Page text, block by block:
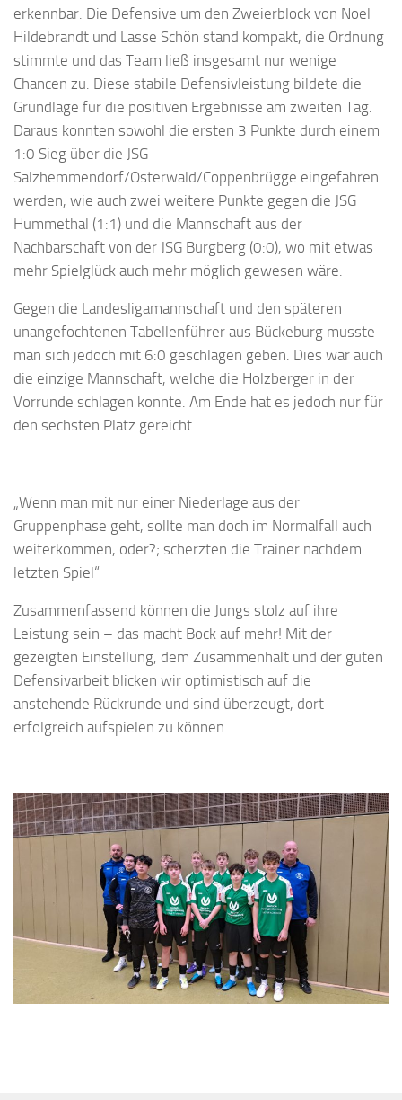
erkennbar. Die Defensive um den Zweierblock von Noel
Hildebrandt und Lasse Schön stand kompakt, die Ordnung
stimmte und das Team ließ insgesamt nur wenige
Chancen zu. Diese stabile Defensivleistung bildete die
Grundlage für die positiven Ergebnisse am zweiten Tag.
Daraus konnten sowohl die ersten 3 Punkte durch einem
1:0 Sieg über die JSG
Salzhemmendorf/Osterwald/Coppenbrügge eingefahren
werden, wie auch zwei weitere Punkte gegen die JSG
Hummethal (1:1) und die Mannschaft aus der
Nachbarschaft von der JSG Burgberg (0:0), wo mit etwas
mehr Spielglück auch mehr möglich gewesen wäre.
Gegen die Landesligamannschaft und den späteren
unangefochtenen Tabellenführer aus Bückeburg musste
man sich jedoch mit 6:0 geschlagen geben. Dies war auch
die einzige Mannschaft, welche die Holzberger in der
Vorrunde schlagen konnte. Am Ende hat es jedoch nur für
den sechsten Platz gereicht.
„Wenn man mit nur einer Niederlage aus der
Gruppenphase geht, sollte man doch im Normalfall auch
weiterkommen, oder?; scherzten die Trainer nachdem
letzten Spiel“
Zusammenfassend können die Jungs stolz auf ihre
Leistung sein – das macht Bock auf mehr! Mit der
gezeigten Einstellung, dem Zusammenhalt und der guten
Defensivarbeit blicken wir optimistisch auf die
anstehende Rückrunde und sind überzeugt, dort
erfolgreich aufspielen zu können.